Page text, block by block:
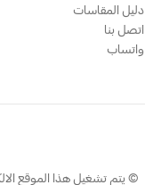
دليل المقاسات
اتصل بنا
واتساب